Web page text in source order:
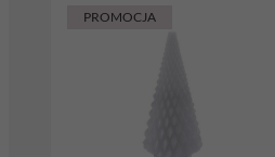
PROMOCJA